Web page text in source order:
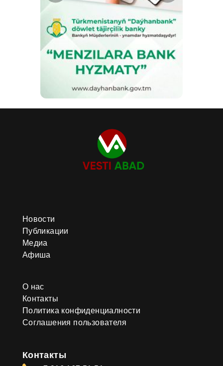
Новости
Публикации
Медиа
Афиша
О нас
Контакты
Политика конфиденциалности
Соглашения пользователя
Контакты